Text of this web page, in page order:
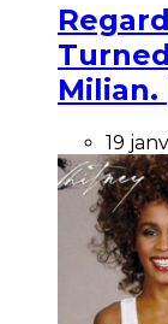
Milian.
19